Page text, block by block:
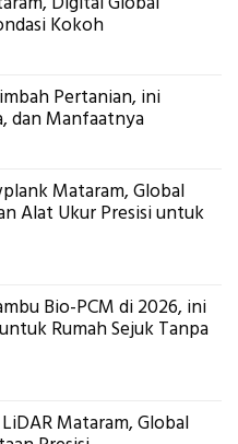
Kokoh
Pertanian, ini
dan Manfaatnya
Mataram, Global
Alat Ukur Presisi untuk
Bio-PCM di 2026, ini
Rumah Sejuk Tanpa
Mataram, Global